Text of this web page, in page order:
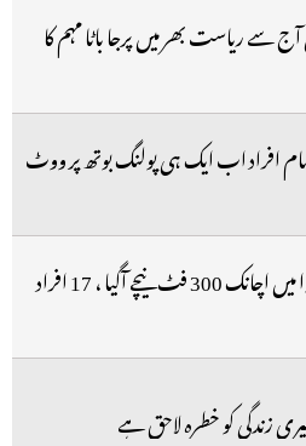
سے ریاست بھر میں پرجا باٹا مہم کا
افراد اب ایک ہی پولنگ بوتھ پر ووٹ
ایئر انڈیا کا طیارہ ہوا میں اچانک 300 فٹ نیچے آگیا ، 17 افراد
زندگی کو خطرہ لاحق ہے